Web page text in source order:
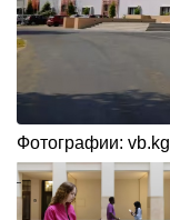
Фотографии: vb.kg